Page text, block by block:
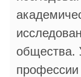
общества.
профессии